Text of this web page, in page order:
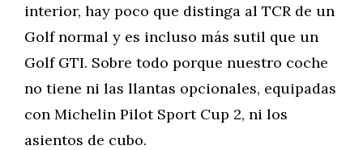
interior, hay poco que distinga al TCR de un
Golf normal y es incluso más sutil que un
Golf GTI. Sobre todo porque nuestro coche
no tiene ni las llantas opcionales, equipadas
con Michelin Pilot Sport Cup 2, ni los
asientos de cubo.